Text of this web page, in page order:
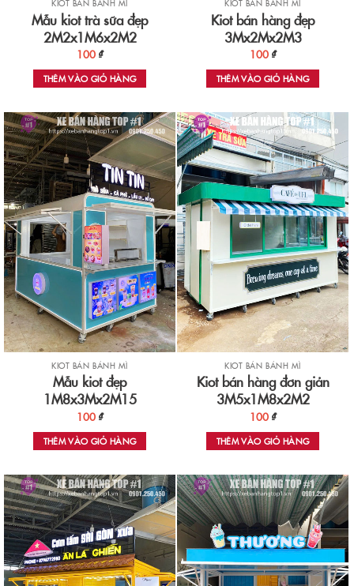
KIOT BÁN BÁNH MÌ
Mẫu kiot trà sữa đẹp
2M2x1M6x2M2
100 ₫
THÊM VÀO GIỎ HÀNG
KIOT BÁN BÁNH MÌ
Kiot bán hàng đẹp
3Mx2Mx2M3
100 ₫
THÊM VÀO GIỎ HÀNG
KIOT BÁN BÁNH MÌ
Mẫu kiot đẹp
1M8x3Mx2M15
100 ₫
THÊM VÀO GIỎ HÀNG
KIOT BÁN BÁNH MÌ
Kiot bán hàng đơn giản
3M5x1M8x2M2
100 ₫
THÊM VÀO GIỎ HÀNG